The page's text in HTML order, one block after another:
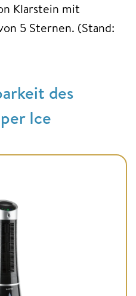
Klarstein mit
5 Sternen. (Stand:
des
Ice